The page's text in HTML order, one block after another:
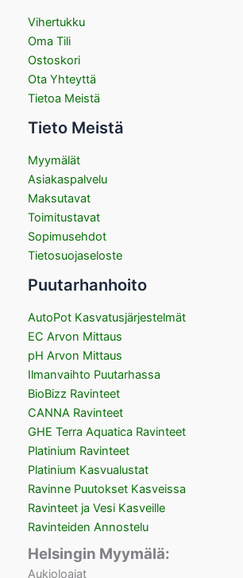
Vihertukku
Oma Tili
Ostoskori
Ota Yhteyttä
Tietoa Meistä
Tieto Meistä
Myymälät
Asiakaspalvelu
Maksutavat
Toimitustavat
Sopimusehdot
Tietosuojaseloste
Puutarhanhoito
AutoPot Kasvatusjärjestelmät
EC Arvon Mittaus
pH Arvon Mittaus
Ilmanvaihto Puutarhassa
BioBizz Ravinteet
CANNA Ravinteet
GHE Terra Aquatica Ravinteet
Platinium Ravinteet
Platinium Kasvualustat
Ravinne Puutokset Kasveissa
Ravinteet ja Vesi Kasveille
Ravinteiden Annostelu
Helsingin Myymälä:
Aukioloajat